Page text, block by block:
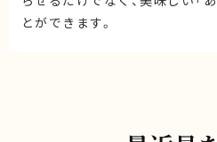
とができます。